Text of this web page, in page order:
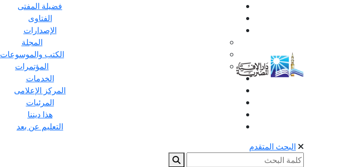
فضيلة المفتى
الفتاوى
الإصدارات
المجلة
الكتب والموسوعات
المؤتمرات
الخدمات
المركز الإعلامى
المرئيات
هذا ديننا
التعليم عن بعد
البحث المتقدم